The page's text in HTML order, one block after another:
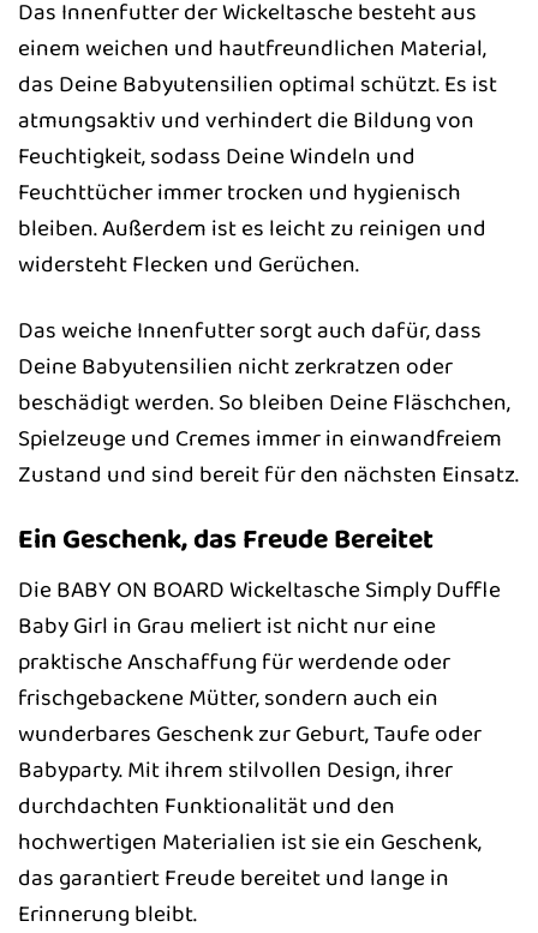
Das Innenfutter der Wickeltasche besteht aus
einem weichen und hautfreundlichen Material,
das Deine Babyutensilien optimal schützt. Es ist
atmungsaktiv und verhindert die Bildung von
Feuchtigkeit, sodass Deine Windeln und
Feuchttücher immer trocken und hygienisch
bleiben. Außerdem ist es leicht zu reinigen und
widersteht Flecken und Gerüchen.
Das weiche Innenfutter sorgt auch dafür, dass
Deine Babyutensilien nicht zerkratzen oder
beschädigt werden. So bleiben Deine Fläschchen,
Spielzeuge und Cremes immer in einwandfreiem
Zustand und sind bereit für den nächsten Einsatz.
Ein Geschenk, das Freude Bereitet
Die BABY ON BOARD Wickeltasche Simply Duffle
Baby Girl in Grau meliert ist nicht nur eine
praktische Anschaffung für werdende oder
frischgebackene Mütter, sondern auch ein
wunderbares Geschenk zur Geburt, Taufe oder
Babyparty. Mit ihrem stilvollen Design, ihrer
durchdachten Funktionalität und den
hochwertigen Materialien ist sie ein Geschenk,
das garantiert Freude bereitet und lange in
Erinnerung bleibt.